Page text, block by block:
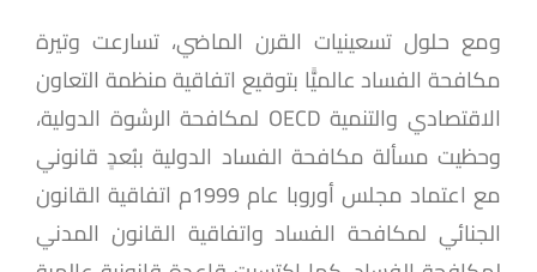
ومع حلول تسعينيات القرن الماضي، تسارعت وتيرة
مكافحة الفساد عالميًّا بتوقيع اتفاقية منظمة التعاون
الاقتصادي والتنمية OECD لمكافحة الرشوة الدولية،
وحظيت مسألة مكافحة الفساد الدولية ببُعدٍ قانوني
مع اعتماد مجلس أوروبا عام 1999م اتفاقية القانون
الجنائي لمكافحة الفساد واتفاقية القانون المدني